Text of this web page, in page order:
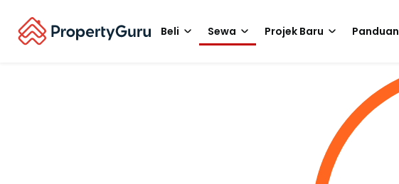
Beli Sewa Projek Baru Panduan